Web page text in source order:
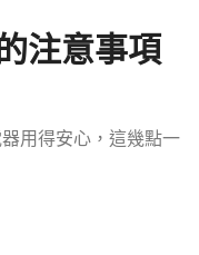
注意事項
用得安心，這幾點一